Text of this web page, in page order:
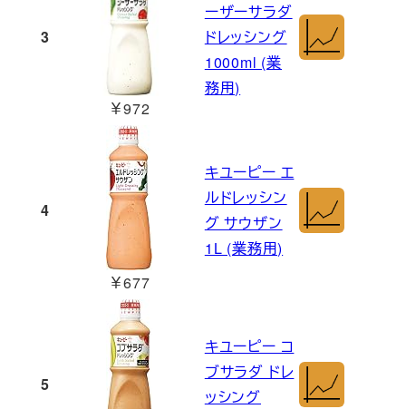
3
￥972
ーザーサラダ
ドレッシング
1000ml (業
務用)
4
￥677
キユーピー エ
ルドレッシン
グ サウザン
1L (業務用)
5
キユーピー コ
ブサラダ ドレ
ッシング